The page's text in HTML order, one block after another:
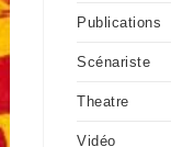
Publications
Scénariste
Theatre
Vidéo